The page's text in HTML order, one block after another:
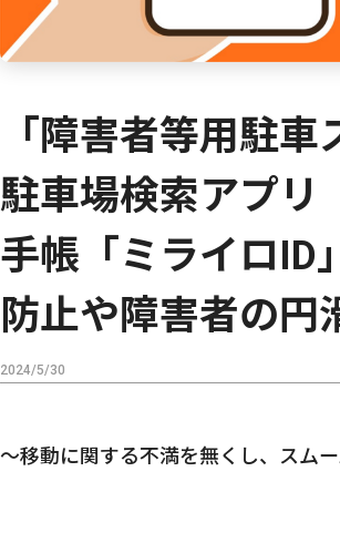
「障害者等用駐
駐車場検索アプリ
手帳「ミライロID
防止や障害者の円
2024/5/30
～移動に関する不満を無くし、スム